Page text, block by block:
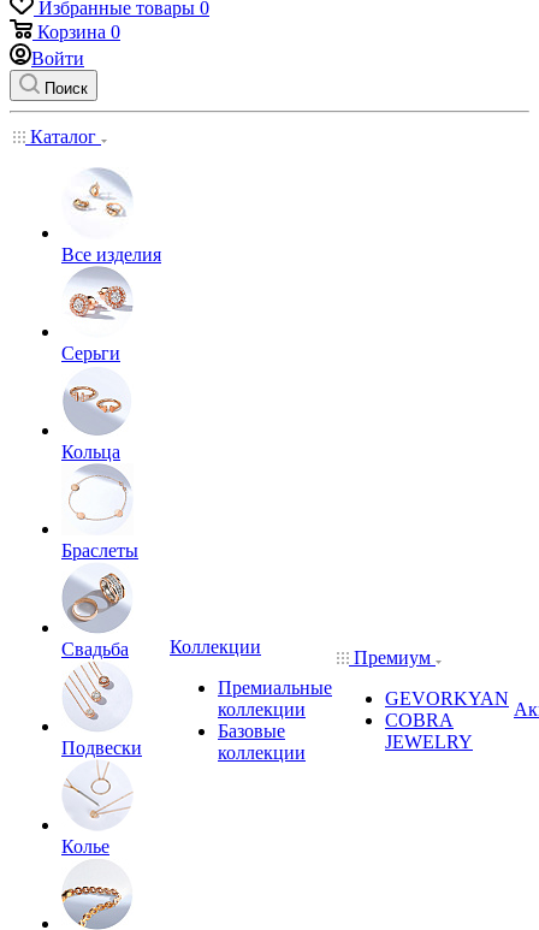
Избранные товары 0
Корзина 0
Войти
Поиск
Каталог
Все изделия
Серьги
Кольца
Браслеты
Свадьба
Подвески
Колье
Коллекции
Премиальные
коллекции
Базовые
коллекции
Премиум
GEVORKYAN
COBRA
JEWELRY